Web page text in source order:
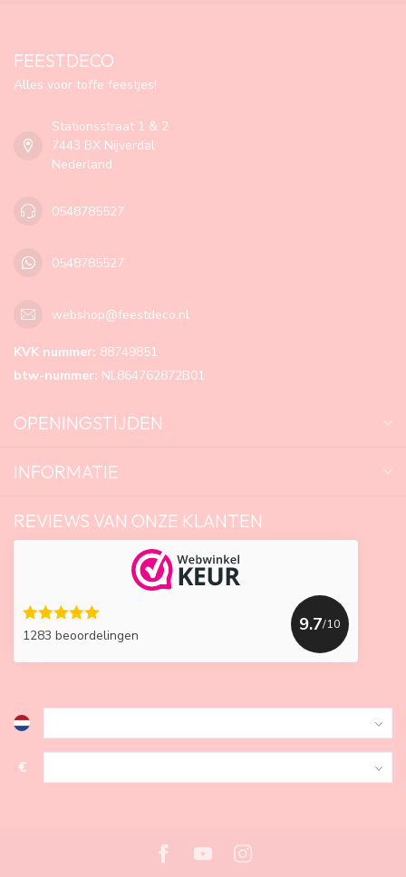
FEESTDECO
Alles voor toffe feestjes!
Stationsstraat 1 & 2
7443 BX Nijverdal
Nederland
0548785527
0548785527
webshop@feestdeco.nl
KVK nummer: 88749851
btw-nummer: NL864762872B01
OPENINGSTIJDEN
INFORMATIE
REVIEWS VAN ONZE KLANTEN
1283 beoordelingen
9.7/10
€